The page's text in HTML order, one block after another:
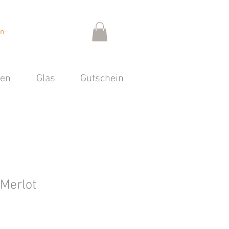
Glas Gutschein